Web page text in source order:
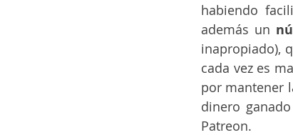
habiendo
además un
inapropiado),
cada vez es
por mantener
dinero
Patreon.